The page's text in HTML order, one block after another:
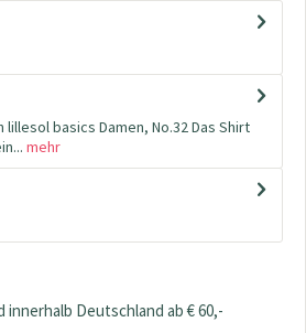
basics Damen, No.32 Das Shirt
mehr
innerhalb Deutschland ab € 60,-